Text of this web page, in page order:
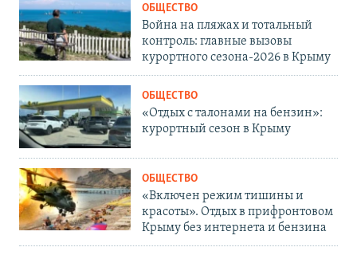
ОБЩЕСТВО
Война на пляжах и тотальный
контроль: главные вызовы
курортного сезона-2026 в Крыму
ОБЩЕСТВО
«Отдых с талонами на бензин»:
курортный сезон в Крыму
ОБЩЕСТВО
«Включен режим тишины и
красоты». Отдых в прифронтовом
Крыму без интернета и бензина